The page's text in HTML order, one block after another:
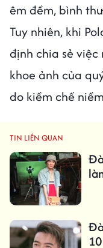
êm đềm, bình
Tuy nhiên, khi
định chia sẻ
khoe ảnh của
do kiềm chế
TIN LIÊN QUAN